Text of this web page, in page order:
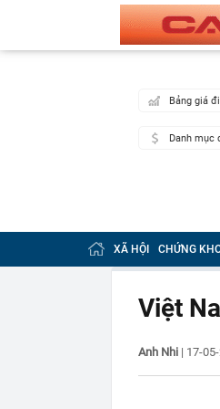
Bảng giá
Danh mục
XÃ HỘI CHỨNG
Việt
Anh Nhi | 17-